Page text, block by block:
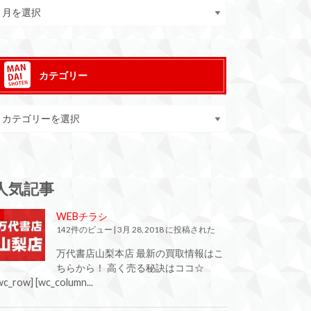
カテゴリー
気記事
WEBチラシ
142件のビュー 3月 28, 2018 に投稿された
万代書店山梨本店 最新の買取情報はこ
ちらから！ 高く売る秘訣はココ☆
[wc_column...